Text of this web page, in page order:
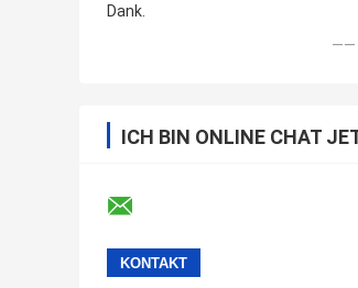
Dank.
——
ICH BIN ONLINE CHAT